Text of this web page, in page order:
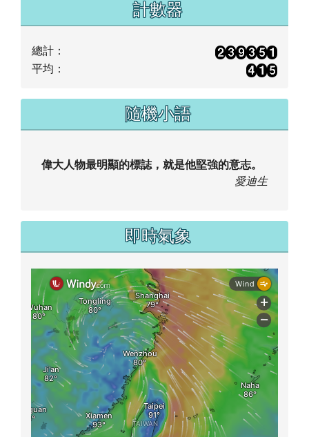
計數器
總計：
平均：
隨機小語
偉大人物最明顯的標誌，就是他堅強的意志。
愛迪生
即時氣象